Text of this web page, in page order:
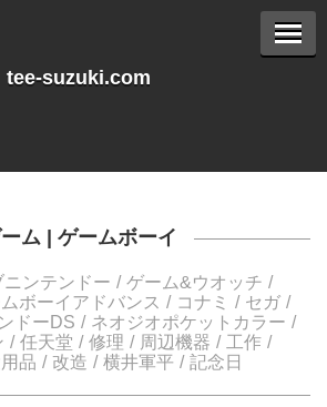
tee-suzuki.com
ム| ゲームボーイ
ニンテンドー
ゲーム&ウオッチ
ボーイアドバンス コナミ
セガ
ドーDS
ネオジオポケットカラー
任天堂 修理 周辺機器
工作
品 改造 横井軍平 記念日